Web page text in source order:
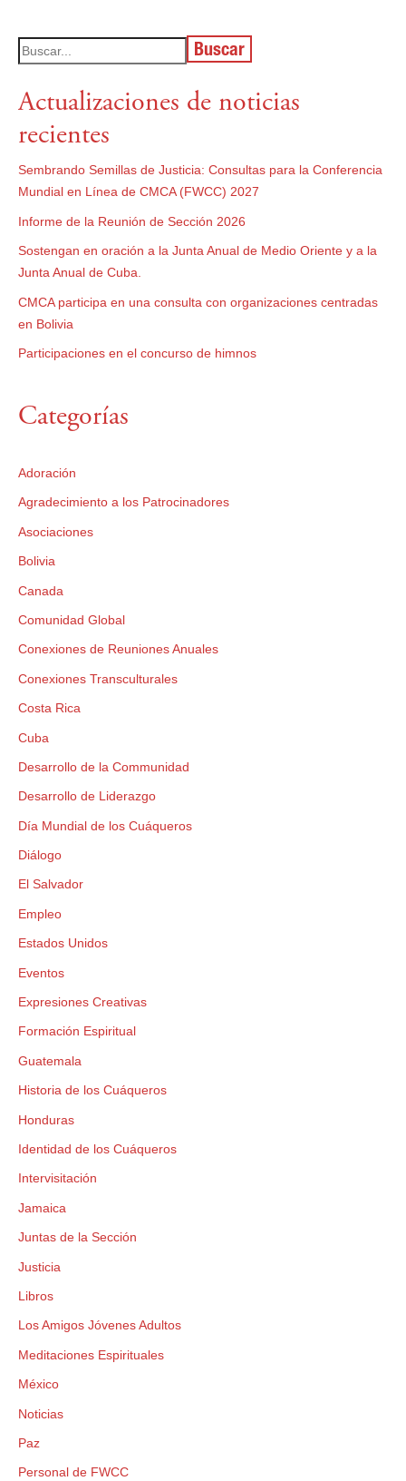
Buscar
Actualizaciones de noticias
recientes
Sembrando Semillas de Justicia: Consultas para la Conferencia
Mundial en Línea de CMCA (FWCC) 2027
Informe de la Reunión de Sección 2026
Sostengan en oración a la Junta Anual de Medio Oriente y a la
Junta Anual de Cuba.
CMCA participa en una consulta con organizaciones centradas
en Bolivia
Participaciones en el concurso de himnos
Categorías
Adoración
Agradecimiento a los Patrocinadores
Asociaciones
Bolivia
Canada
Comunidad Global
Conexiones de Reuniones Anuales
Conexiones Transculturales
Costa Rica
Cuba
Desarrollo de la Communidad
Desarrollo de Liderazgo
Día Mundial de los Cuáqueros
Diálogo
El Salvador
Empleo
Estados Unidos
Eventos
Expresiones Creativas
Formación Espiritual
Guatemala
Historia de los Cuáqueros
Honduras
Identidad de los Cuáqueros
Intervisitación
Jamaica
Juntas de la Sección
Justicia
Libros
Los Amigos Jóvenes Adultos
Meditaciones Espirituales
México
Noticias
Paz
Personal de FWCC